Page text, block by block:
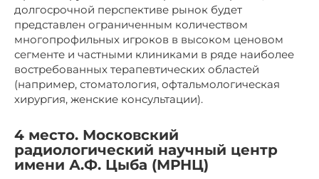
долгосрочной перспективе рынок будет
представлен ограниченным количеством
многопрофильных игроков в высоком ценовом
сегменте и частными клиниками в ряде наиболее
востребованных терапевтических областей
(например, стоматология, офтальмологическая
хирургия, женские консультации).
4 место. Московский
радиологический научный центр
имени А.Ф. Цыба (МРНЦ)